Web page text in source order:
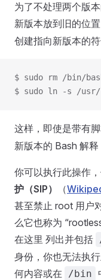
为了不处理两个版
新版本放到旧的位
创建指向新版本的
$ sudo rm /bin/
$ sudo ln -s /
这样，即使是带有
新版本的 Bash 解
你可以执行此操作
护（SIP）
（
甚至禁止 root 用户
么它也称为
在这里 列出并包括
身份，你也无法执
何内容或在
/bin